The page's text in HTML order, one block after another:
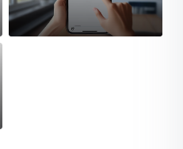
渠道避坑指南